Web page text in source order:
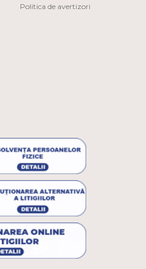
Politica de avertizori